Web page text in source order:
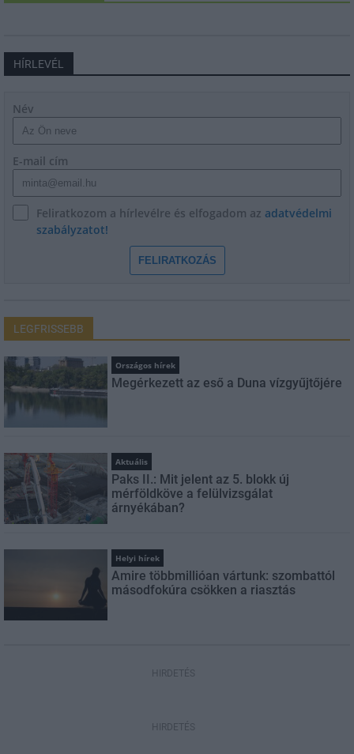
HÍRLEVÉL
Név
E-mail cím
Feliratkozom a hírlevélre és elfogadom az adatvédelmi
szabályzatot!
FELIRATKOZÁS
LEGFRISSEBB
Országos hírek
Megérkezett az eső a Duna vízgyűjtőjére
Aktuális
Paks II.: Mit jelent az 5. blokk új
mérföldköve a felülvizsgálat
árnyékában?
Helyi hírek
Amire többmillióan vártunk: szombattól
másodfokúra csökken a riasztás
HIRDETÉS
HIRDETÉS